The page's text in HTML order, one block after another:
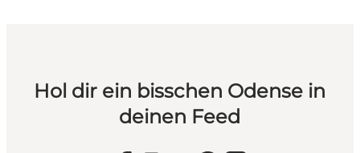
Hol dir ein bisschen Odense in
deinen Feed